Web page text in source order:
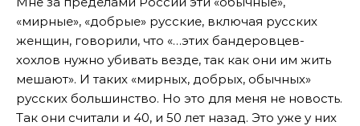
«мирные», «добрые» русские, включая русских
женщин, говорили, что «…этих бандеровцев-
хохлов нужно убивать везде, так как они им жить
мешают». И таких «мирных, добрых, обычных»
русских большинство. Но это для меня не новость.
Так они считали и 40, и 50 лет назад. Это уже у них